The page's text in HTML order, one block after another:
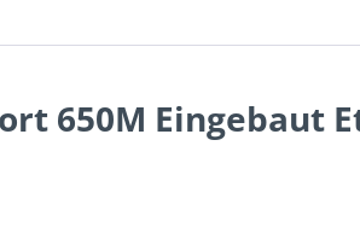
650M Eingebaut